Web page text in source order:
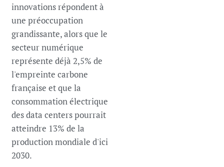
innovations répondent à
une préoccupation
grandissante, alors que le
secteur numérique
représente déjà 2,5% de
l'empreinte carbone
française et que la
consommation électrique
des data centers pourrait
atteindre 13% de la
production mondiale d'ici
2030.